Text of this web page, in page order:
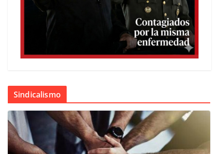
Sindicalismo